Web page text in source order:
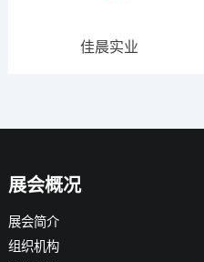
佳晨实业
展会概况
展会简介
组织机构